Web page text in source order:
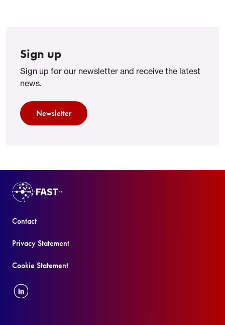
Sign up
Sign up for our newsletter and receive the latest
news.
Newsletter
Contact
Privacy Statement
Cookie Statement